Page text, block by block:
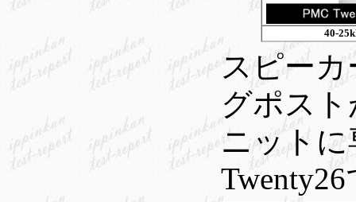
40-
スピー
グポス
ニットに